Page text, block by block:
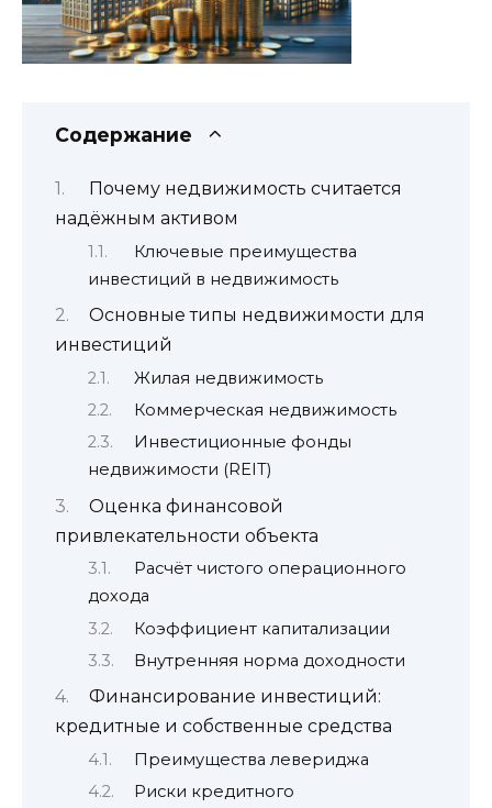
Содержание
Почему недвижимость считается
надёжным активом
Ключевые преимущества
инвестиций в недвижимость
Основные типы недвижимости для
инвестиций
Жилая недвижимость
Коммерческая недвижимость
Инвестиционные фонды
недвижимости (REIT)
Оценка финансовой
привлекательности объекта
Расчёт чистого операционного
дохода
Коэффициент капитализации
Внутренняя норма доходности
Финансирование инвестиций:
кредитные и собственные средства
Преимущества левериджа
Риски кредитного